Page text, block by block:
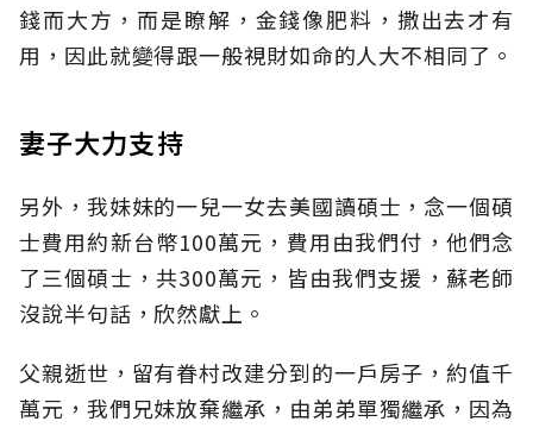
錢而大方，而是瞭解，金錢像肥料，撒出去才有
用，因此就變得跟一般視財如命的人大不相同了。
妻子大力支持
另外，我妹妹的一兒一女去美國讀碩士，念一個碩
士費用約新台幣100萬元，費用由我們付，他們念
了三個碩士，共300萬元，皆由我們支援，蘇老師
沒說半句話，欣然獻上。
父親逝世，留有眷村改建分到的一戶房子，約值千
萬元，我們兄妹放棄繼承，由弟弟單獨繼承，因為